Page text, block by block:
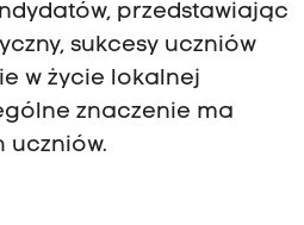
przedstawiając
sukcesy uczniów
w życie lokalnej
znaczenie ma
uczniów.